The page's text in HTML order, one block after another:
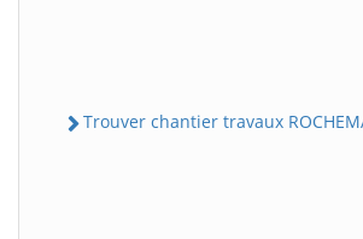
Trouver chantier travaux